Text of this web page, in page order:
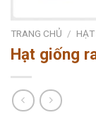
TRANG CHỦ / HẠT
Hạt giống